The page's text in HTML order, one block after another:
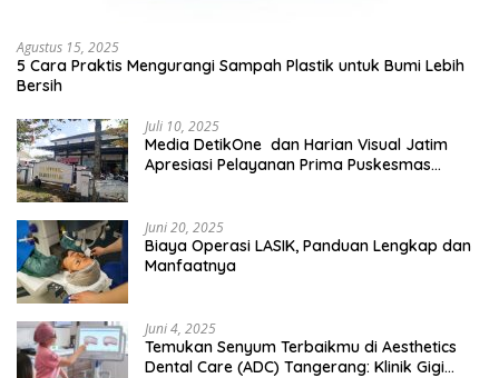
Agustus 15, 2025
5 Cara Praktis Mengurangi Sampah Plastik untuk Bumi Lebih
Bersih
Juli 10, 2025
Media DetikOne dan Harian Visual Jatim
Apresiasi Pelayanan Prima Puskesmas
Juni 20, 2025
Biaya Operasi LASIK, Panduan Lengkap dan
Manfaatnya
Juni 4, 2025
Temukan Senyum Terbaikmu di Aesthetics
Dental Care (ADC) Tangerang: Klinik Gigi